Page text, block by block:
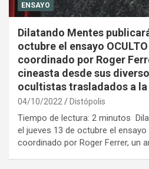
ENSAYO
Dilatando Mentes
octubre el ensayo OCULTO
coordinado por Roger
cineasta desde sus
ocultistas trasladados a
04/10/2022 Distópolis
Tiempo de lectura: 2 minutos
el jueves 13 de octubre el ensayo
coordinado por Roger Ferrer, un